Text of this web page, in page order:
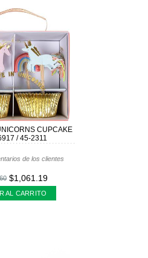
CUPCAKE
/ 45-2311
de los clientes
$1,061.19
AL CARRITO